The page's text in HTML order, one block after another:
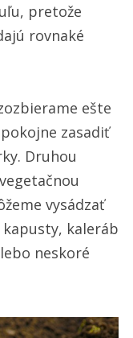
pretože
rovnaké
ešte
zasadiť
Druhou
vysádzať
kaleráb
neskoré